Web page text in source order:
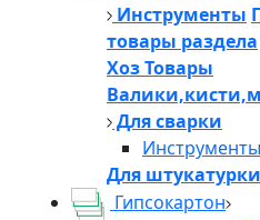
Инструменты
товары раздела
Хоз Товары
Для сварки
Инструменты
Для штукатурки
Гипсокартон